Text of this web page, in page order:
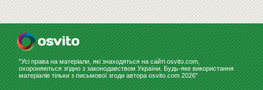
"Усі права на матеріали, які знаходяться на сайті osvito.com,
охороняються згідно з законодавством України. Будь-яке використання
матеріалів тільки з письмової згоди автора osvito.com 2026"